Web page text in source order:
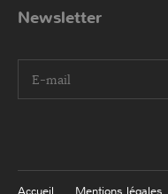
Newsletter
I agree terms and
Accueil Mentions légales